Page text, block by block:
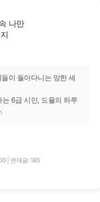
이 돌아다니는 망한 세
6급 시민, 도율의 하루
연재글: 185